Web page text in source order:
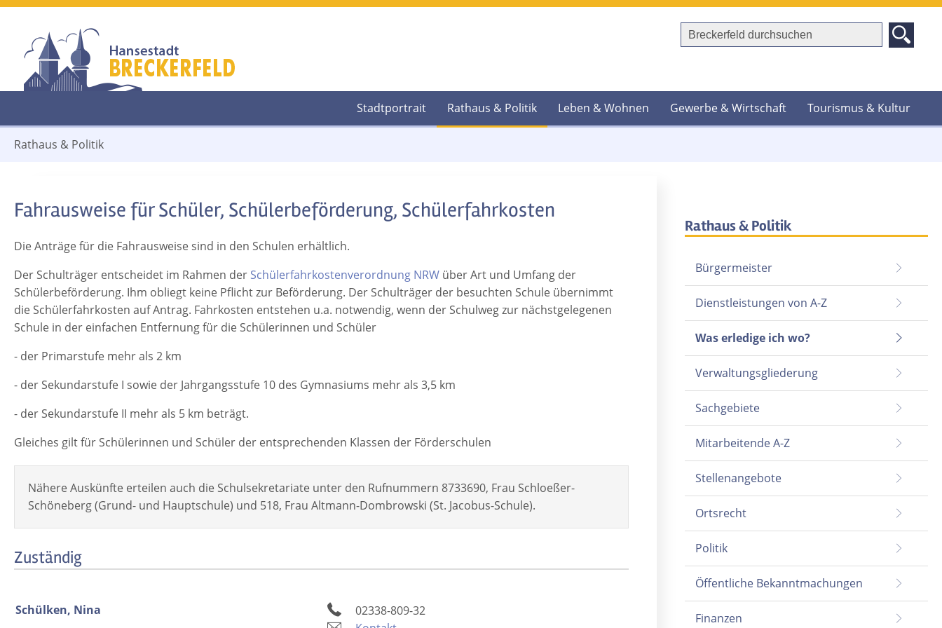
Stadtportrait Rathaus & Politik Leben & Wohnen Gewerbe & Wirtschaft Tourismus & Kultur
Rathaus & Politik
Fahrausweise für Schüler, Schülerbeförderung, Schülerfahrkosten
Die Anträge für die Fahrausweise sind in den Schulen erhältlich.
Der Schulträger entscheidet im Rahmen der Schülerfahrkostenverordnung NRW über Art und Umfang der
Schülerbeförderung. Ihm obliegt keine Pflicht zur Beförderung. Der Schulträger der besuchten Schule übernimmt
die Schülerfahrkosten auf Antrag. Fahrkosten entstehen u.a. notwendig, wenn der Schulweg zur nächstgelegenen
Schule in der einfachen Entfernung für die Schülerinnen und Schüler
- der Primarstufe mehr als 2 km
- der Sekundarstufe I sowie der Jahrgangsstufe 10 des Gymnasiums mehr als 3,5 km
- der Sekundarstufe II mehr als 5 km beträgt.
Gleiches gilt für Schülerinnen und Schüler der entsprechenden Klassen der Förderschulen
Nähere Auskünfte erteilen auch die Schulsekretariate unter den Rufnummern 8733690, Frau Schloeßer-
Schöneberg (Grund- und Hauptschule) und 518, Frau Altmann-Dombrowski (St. Jacobus-Schule).
Zuständig
Schülken, Nina
02338-809-32
Rathaus & Politik
Bürgermeister
Dienstleistungen von A-Z
Was erledige ich wo?
Verwaltungsgliederung
Sachgebiete
Mitarbeitende A-Z
Stellenangebote
Ortsrecht
Politik
Öffentliche Bekanntmachungen
Finanzen